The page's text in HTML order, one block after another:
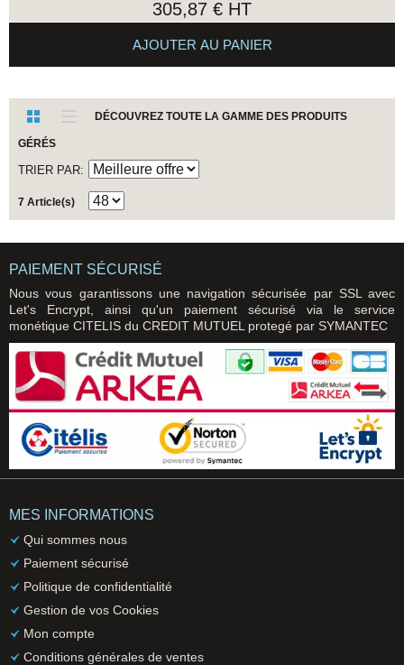
305,87 € HT
AJOUTER AU PANIER
DÉCOUVREZ TOUTE LA GAMME DES PRODUITS
GÉRÉS
TRIER PAR
7 Article(s)
PAIEMENT SÉCURISÉ
Nous vous garantissons une navigation sécurisée par SSL avec
Let's Encrypt, ainsi qu'un paiement sécurisé via le service
monétique CITELIS du CREDIT MUTUEL protegé par SYMANTEC
MES INFORMATIONS
Qui sommes nous
Paiement sécurisé
Politique de confidentialité
Gestion de vos Cookies
Mon compte
Conditions générales de ventes